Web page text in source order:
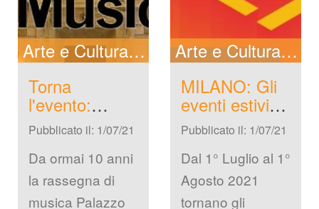
Cerca New
Arte e CulturaIn Evidenza New
Torna
l'evento:
Palazzo
Marino in
musica 2021
Pubblicato il: 1/07/21
Da ormai 10 anni
la rassegna di
musica Palazzo
Arte e CulturaIn
MILANO: Gli
eventi estivi
del Lido tra
cinema,
pettacoli e
musica
Pubblicato il: 1/07/21
Dal 1° Luglio al 1°
Agosto 2021
tornano gli